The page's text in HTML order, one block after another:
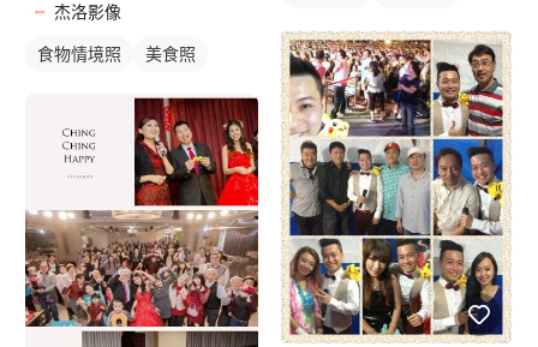
杰洛影像
食物情境照 美食照